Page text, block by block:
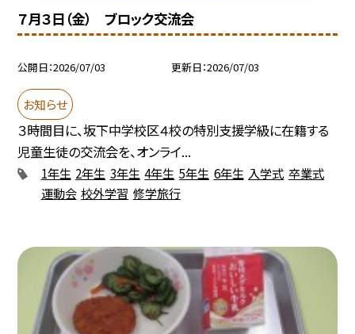
７月３日（金） ブロック交流会
公開日 2026/07/03 更新日 2026/07/03
お知らせ
３時間目に、坂下中学校区４校の特別支援学級に在籍する
児童生徒の交流会を、オンライ...
1年生 2年生 3年生 4年生 5年生 6年生 入学式 卒業式
運動会 校外学習 修学旅行